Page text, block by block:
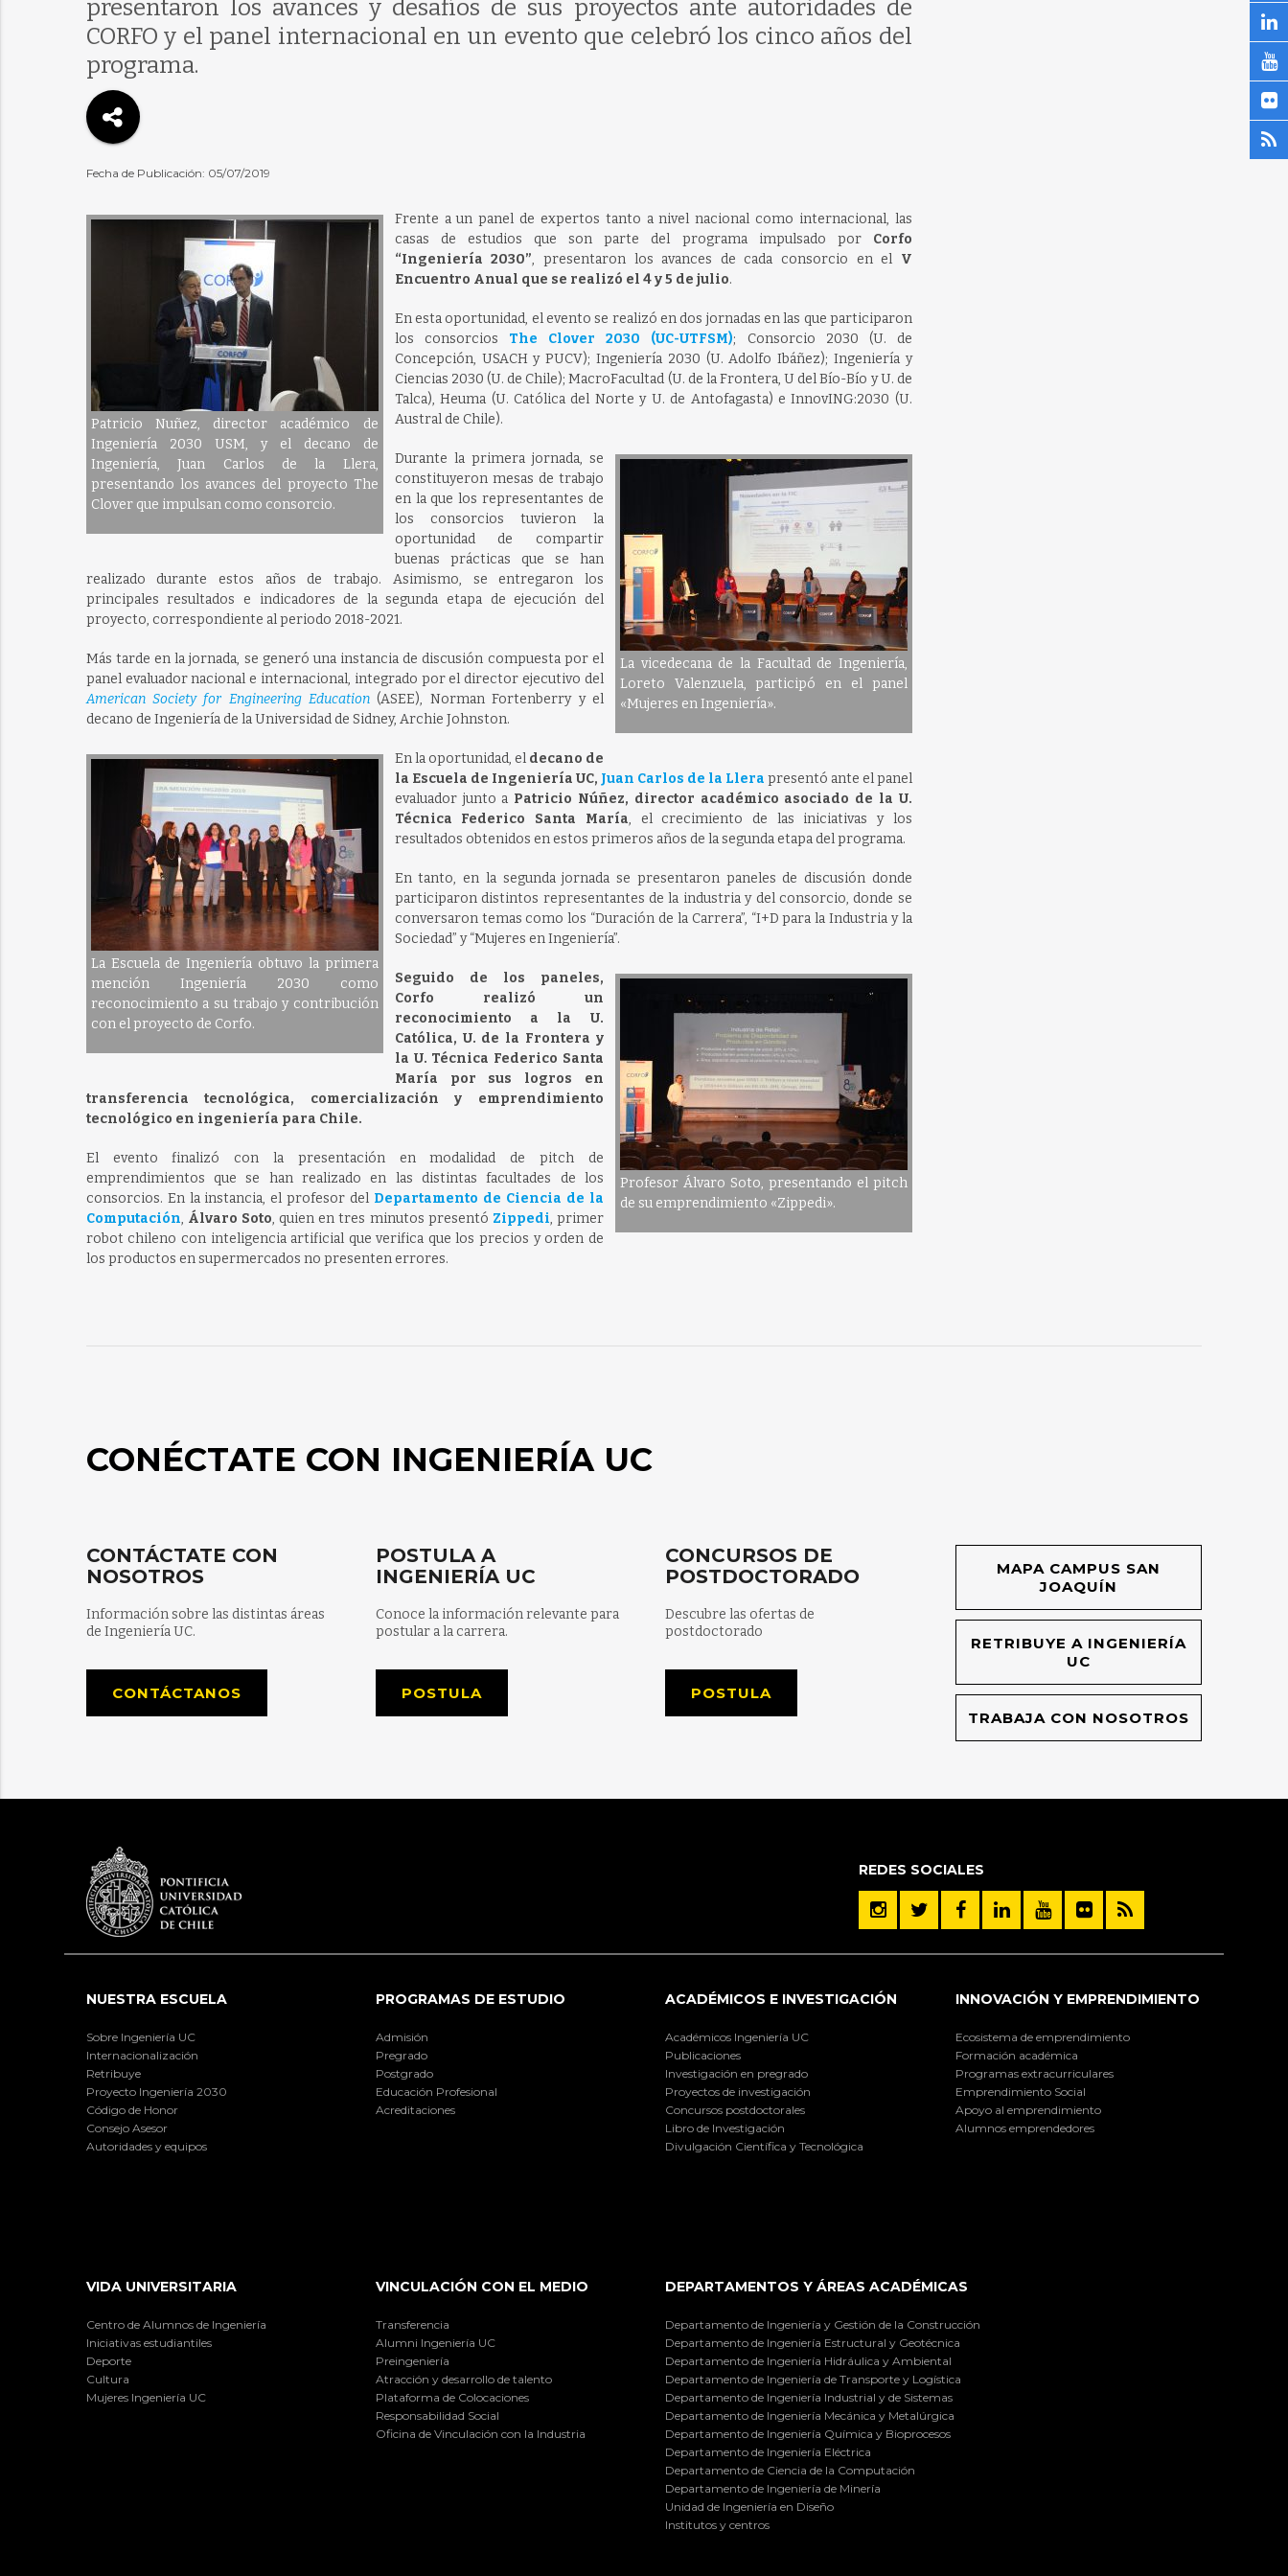
presentaron los avances y desafíos de sus proyectos ante autoridades de
CORFO y el panel internacional en un evento que celebró los cinco años del
programa.
Fecha de Publicación: 05/07/2019
Patricio Nuñez, director académico de
Ingeniería 2030 USM, y el decano de
Ingeniería, Juan Carlos de la Llera,
presentando los avances del proyecto The
Clover que impulsan como consorcio.
Frente a un panel de expertos tanto a nivel nacional como internacional, las
casas de estudios que son parte del programa impulsado por Corfo
“Ingeniería 2030”, presentaron los avances de cada consorcio en el V
Encuentro Anual que se realizó el 4 y 5 de julio.
En esta oportunidad, el evento se realizó en dos jornadas en las que participaron
los consorcios The Clover 2030 (UC-UTFSM); Consorcio 2030 (U. de
Concepción, USACH y PUCV); Ingeniería 2030 (U. Adolfo Ibáñez); Ingeniería y
Ciencias 2030 (U. de Chile); MacroFacultad (U. de la Frontera, U del Bío-Bío y U. de
Talca), Heuma (U. Católica del Norte y U. de Antofagasta) e InnovING:2030 (U.
Austral de Chile).
La vicedecana de la Facultad de Ingeniería,
Loreto Valenzuela, participó en el panel
«Mujeres en Ingeniería».
Durante la primera jornada, se
constituyeron mesas de trabajo
en la que los representantes de
los consorcios tuvieron la
oportunidad de compartir
buenas prácticas que se han
realizado durante estos años de trabajo. Asimismo, se entregaron los
principales resultados e indicadores de la segunda etapa de ejecución del
proyecto, correspondiente al periodo 2018-2021.
Más tarde en la jornada, se generó una instancia de discusión compuesta por el
panel evaluador nacional e internacional, integrado por el director ejecutivo del
American Society for Engineering Education (ASEE), Norman Fortenberry y el
decano de Ingeniería de la Universidad de Sidney, Archie Johnston.
La Escuela de Ingeniería obtuvo la primera
mención Ingeniería 2030 como
reconocimiento a su trabajo y contribución
con el proyecto de Corfo.
En la oportunidad, el decano de
la Escuela de Ingeniería UC, Juan Carlos de la Llera presentó ante el panel
evaluador junto a Patricio Núñez, director académico asociado de la U.
Técnica Federico Santa María, el crecimiento de las iniciativas y los
resultados obtenidos en estos primeros años de la segunda etapa del programa.
En tanto, en la segunda jornada se presentaron paneles de discusión donde
participaron distintos representantes de la industria y del consorcio, donde se
conversaron temas como los “Duración de la Carrera”, “I+D para la Industria y la
Sociedad” y “Mujeres en Ingeniería”.
Profesor Álvaro Soto, presentando el pitch
de su emprendimiento «Zippedi».
Seguido de los paneles,
Corfo realizó un
reconocimiento a la U.
Católica, U. de la Frontera y
la U. Técnica Federico Santa
María por sus logros en
transferencia tecnológica, comercialización y emprendimiento
tecnológico en ingeniería para Chile.
El evento finalizó con la presentación en modalidad de pitch de
emprendimientos que se han realizado en las distintas facultades de los
consorcios. En la instancia, el profesor del Departamento de Ciencia de la
Computación, Álvaro Soto, quien en tres minutos presentó Zippedi, primer
robot chileno con inteligencia artificial que verifica que los precios y orden de
los productos en supermercados no presenten errores.
CONÉCTATE CON INGENIERÍA UC
CONTÁCTATE CON
NOSOTROS
Información sobre las distintas áreas
de Ingeniería UC.
CONTÁCTANOS
POSTULA A
INGENIERÍA UC
Conoce la información relevante para
postular a la carrera.
POSTULA
CONCURSOS DE
POSTDOCTORADO
Descubre las ofertas de
postdoctorado
POSTULA
MAPA CAMPUS SAN
JOAQUÍN
RETRIBUYE A INGENIERÍA
UC
TRABAJA CON NOSOTROS
REDES SOCIALES
NUESTRA ESCUELA
Sobre Ingeniería UC
Internacionalización
Retribuye
Proyecto Ingeniería 2030
Código de Honor
Consejo Asesor
Autoridades y equipos
PROGRAMAS DE ESTUDIO
Admisión
Pregrado
Postgrado
Educación Profesional
Acreditaciones
ACADÉMICOS E INVESTIGACIÓN
Académicos Ingeniería UC
Publicaciones
Investigación en pregrado
Proyectos de investigación
Concursos postdoctorales
Libro de Investigación
Divulgación Científica y Tecnológica
INNOVACIÓN Y EMPRENDIMIENTO
Ecosistema de emprendimiento
Formación académica
Programas extracurriculares
Emprendimiento Social
Apoyo al emprendimiento
Alumnos emprendedores
VIDA UNIVERSITARIA
Centro de Alumnos de Ingeniería
Iniciativas estudiantiles
Deporte
Cultura
Mujeres Ingeniería UC
VINCULACIÓN CON EL MEDIO
Transferencia
Alumni Ingeniería UC
Preingeniería
Atracción y desarrollo de talento
Plataforma de Colocaciones
Responsabilidad Social
Oficina de Vinculación con la Industria
DEPARTAMENTOS Y ÁREAS ACADÉMICAS
Departamento de Ingeniería y Gestión de la Construcción
Departamento de Ingeniería Estructural y Geotécnica
Departamento de Ingeniería Hidráulica y Ambiental
Departamento de Ingeniería de Transporte y Logística
Departamento de Ingeniería Industrial y de Sistemas
Departamento de Ingeniería Mecánica y Metalúrgica
Departamento de Ingeniería Química y Bioprocesos
Departamento de Ingeniería Eléctrica
Departamento de Ciencia de la Computación
Departamento de Ingeniería de Minería
Unidad de Ingeniería en Diseño
Institutos y centros